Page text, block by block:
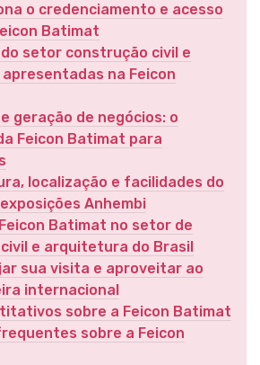
o credenciamento e acesso
Batimat
setor construção civil e
na Feicon
geração de negócios: o
Feicon Batimat para
localização e facilidades do
Anhembi
Batimat no setor de
e arquitetura do Brasil
sua visita e aproveitar ao
internacional
sobre a Feicon Batimat
sobre a Feicon